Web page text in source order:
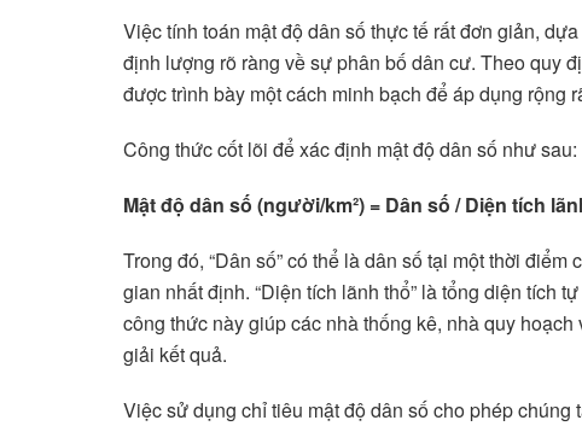
Việc tính toán mật độ dân số thực tế rất đơn giản,
định lượng rõ ràng về sự phân bố dân cư. Theo quy
được trình bày một cách minh bạch để áp dụng rộng
Công thức cốt lõi để xác định mật độ dân số như sau:
Mật độ dân số (người/km²) = Dân số / Diện tích
Trong đó, “Dân số” có thể là dân số tại một thời
gian nhất định. “Diện tích lãnh thổ” là tổng diện tích
công thức này giúp các nhà thống kê, nhà quy
giải kết quả.
Việc sử dụng chỉ tiêu mật độ dân số cho phép